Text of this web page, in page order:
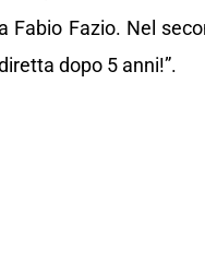
Fabio Fazio. Nel
dopo 5 anni!”.